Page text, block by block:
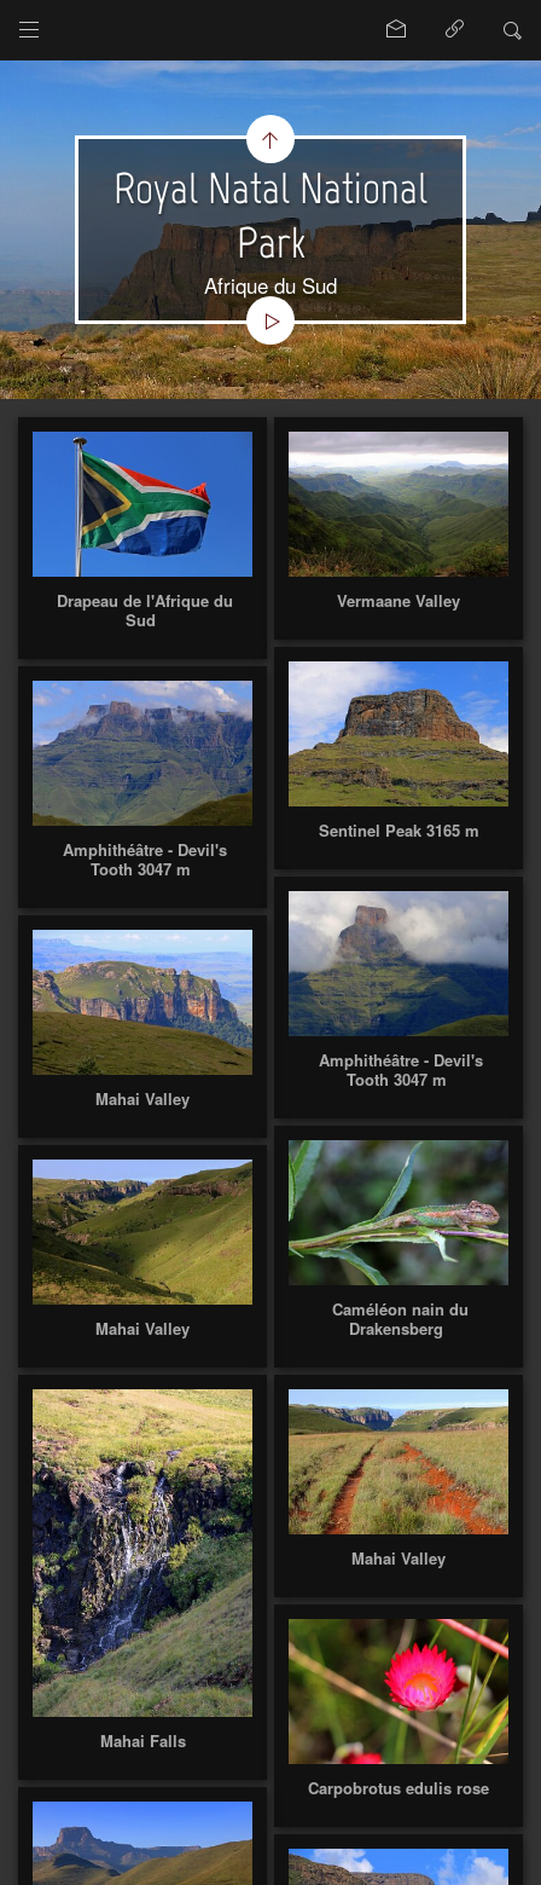
Royal Natal National
Park
Afrique du Sud
Drapeau de l'Afrique du
Sud
Vermaane Valley
Sentinel Peak 3165 m
Amphithéâtre - Devil's
Tooth 3047 m
Amphithéâtre - Devil's
Tooth 3047 m
Mahai Valley
Caméléon nain du
Drakensberg
Mahai Valley
Mahai Falls
Mahai Valley
Carpobrotus edulis rose